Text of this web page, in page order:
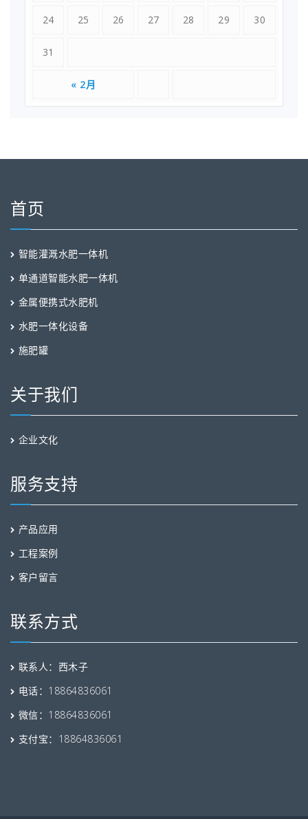
« 2月
24 25 26 27 28 29 30
31
首页
智能灌溉水肥一体机
单通道智能水肥一体机
金属便携式水肥机
水肥一体化设备
施肥罐
关于我们
企业文化
服务支持
产品应用
工程案例
客户留言
联系方式
联系人：西木子
电话：18864836061
微信：18864836061
支付宝：18864836061